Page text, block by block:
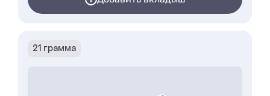
21 грамма